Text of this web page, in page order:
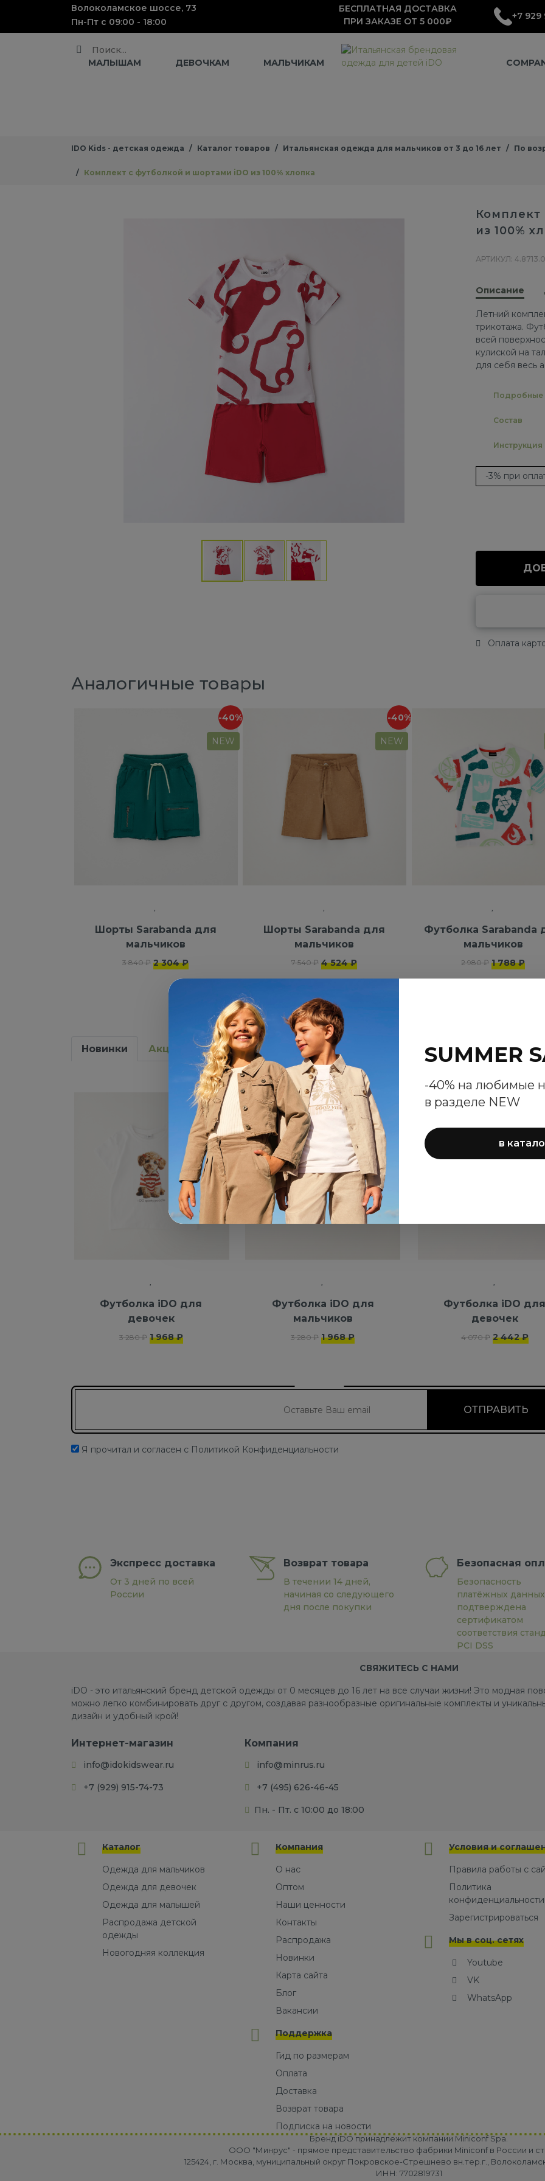
Волоколамское шоссе, 73
Пн-Пт с 09:00 - 18:00
БЕСПЛАТНАЯ ДОСТАВКА
ПРИ ЗАКАЗЕ ОТ 5 000₽
+7 929
Поиск
МАЛЫШАМ ДЕВОЧКАМ МАЛЬЧИКАМ
IDO Kids - детская одежда Каталог товаров Итальянская одежда для мальчиков от 3 до 16 лет По
Комплект с футболкой и шортами iDO из 100% хлопка
Комплект
из 100%
АРТИКУЛ:
Описание
Летний
трикотажа.
всей
кулиской на
для себя весь
Подробные
Состав
-3% при
Оплата
Аналогичные товары
-40%
NEW
Шорты Sarabanda для
мальчиков
3 840 ₽ 2 304 ₽
-40%
NEW
Шорты Sarabanda для
мальчиков
7 540 ₽ 4 524 ₽
Футболка Sarabanda
мальчиков
2 980 ₽ 1 788 ₽
Новинки Акции
-40%
NEW
Футболка iDO для
девочек
3 280 ₽ 1 968 ₽
NEW
Футболка iDO для
мальчиков
3 280 ₽ 1 968 ₽
Футболка iDO для
девочек
4 070 ₽ 2 442 ₽
Я прочитал и согласен с Политикой Конфиденциальности
Экспресс доставка
От 3 дней по всей
России
Возврат товара
В течении 14 дней,
начиная со следующего
дня после покупки
Безопасная
Безопасность
платёжных данных
подтверждена
сертификатом
соответствия
PCI DSS
СВЯЖИТЕСЬ С НАМИ
iDO - это итальянский бренд детской одежды от 0 месяцев до 16 лет на все случаи жизни! Это модная
можно легко комбинировать друг с другом, создавая разнообразные оригинальные комплекты и
дизайн и удобный крой!
Интернет-магазин
info@idokidswear.ru
+7 (929) 915-74-73
Компания
info@minrus.ru
+7 (495) 626-46-45
Пн. - Пт. с 10:00 до 18:00
Каталог
Одежда для мальчиков
Одежда для девочек
Одежда для малышей
Распродажа детской
одежды
Новогодняя коллекция
Компания
О нас
Оптом
Наши ценности
Контакты
Распродажа
Новинки
Карта сайта
Блог
Вакансии
Поддержка
Гид по размерам
Оплата
Доставка
Возврат товара
Подписка на новости
Условия и
Правила работы с
Политика
конфиденциальности
Зарегистрироваться
Мы в соц. сетях
Youtube
VK
WhatsApp
Бренд iDO принадлежит компании Miniconf Spa.
OOO "Минрус" - прямое представительство фабрики Miniconf в России и
125424, г. Москва, муниципальный округ Покровское-Стрешнево вн.тер.г.,
ИНН: 7702819731
SUMMER
-40% на любимые
в разделе NEW
в